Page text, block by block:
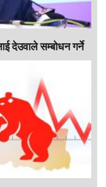
देउवाले सम्बोधन गर्ने